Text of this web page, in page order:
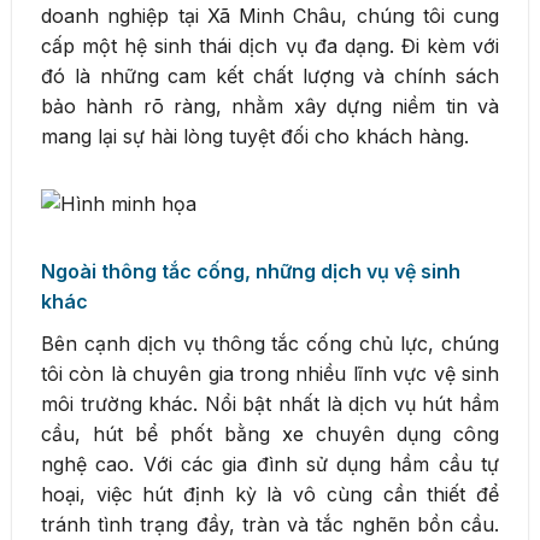
doanh nghiệp tại Xã Minh Châu, chúng tôi cung
cấp một hệ sinh thái dịch vụ đa dạng. Đi kèm với
đó là những cam kết chất lượng và chính sách
bảo hành rõ ràng, nhằm xây dựng niềm tin và
mang lại sự hài lòng tuyệt đối cho khách hàng.
Ngoài thông tắc cống, những dịch vụ vệ sinh
khác
Bên cạnh dịch vụ thông tắc cống chủ lực, chúng
tôi còn là chuyên gia trong nhiều lĩnh vực vệ sinh
môi trường khác. Nổi bật nhất là dịch vụ hút hầm
cầu, hút bể phốt bằng xe chuyên dụng công
nghệ cao. Với các gia đình sử dụng hầm cầu tự
hoại, việc hút định kỳ là vô cùng cần thiết để
tránh tình trạng đầy, tràn và tắc nghẽn bồn cầu.